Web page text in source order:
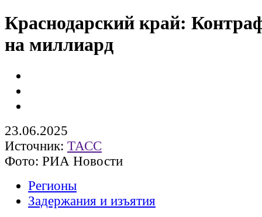
Краснодарский край:
на миллиард
23.06.2025
Источник: ТАСС
Фото: РИА Новости
Регионы
Задержания и изъятия